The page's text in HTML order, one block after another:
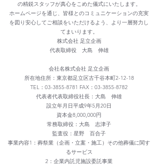
の精鋭スタッフが真心をこめた儀式にいたします。
ホームページを通じ、皆様とのコミュニケーションの充実
を図り安心してご相談をいただけるよう、より一層努力し
てまいります。
株式会社 足立企画
代表取締役 大島 伸雄
会社名株式会社 足立企画
所在地住所：東京都足立区古千谷本町2-12-18
TEL：03-3855-8781 FAX：03-3855-8782
代表者代表取締役社長：大島 伸雄
設立年月日平成9年5月20日
資本金8,000,000円
常務取締役：大島 志津子
監査役：星野 百合子
事業内容1：葬祭業（企画・立案・施工）その他葬儀に関す
るサービス
2：企業内託児施設委託事業